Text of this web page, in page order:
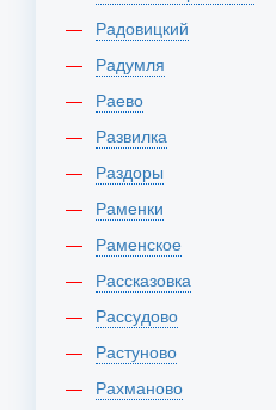
Радовицкий
Радумля
Раево
Развилка
Раздоры
Раменки
Раменское
Рассказовка
Рассудово
Растуново
Рахманово